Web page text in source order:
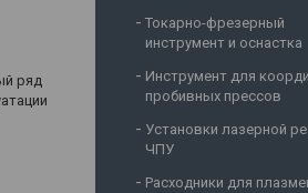
ряд
Токарно-фрезерный
инструмент и оснастка
Инструмент для
пробивных прессов
Установки лазерной
ЧПУ
Расходники для